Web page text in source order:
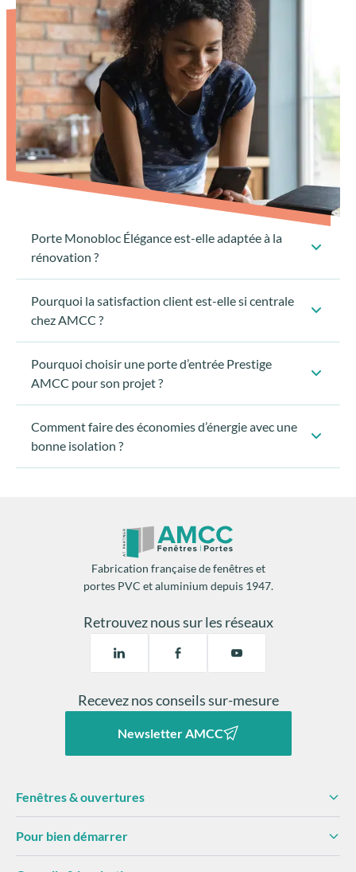
Porte Monobloc Élégance est-elle adaptée à la
rénovation ?
construction neuve
chantiers de rénovation
Pourquoi la satisfaction client est-elle si centrale
chez AMCC ?
Pourquoi choisir une porte d’entrée Prestige
AMCC pour son projet ?
Comment faire des économies d’énergie avec une
bonne isolation ?
remplacement des fermetures
Une isolation thermique
facilite la régulation de la
Fabrication française de fenêtres et
portes PVC et aluminium depuis 1947.
Retrouvez nous sur les réseaux
Recevez nos conseils sur-mesure
Newsletter AMCC
Fenêtres & ouvertures
Pour bien démarrer